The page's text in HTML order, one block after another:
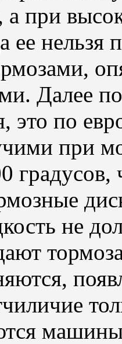
а при
ее
Далее
это по
при
градусов,
не